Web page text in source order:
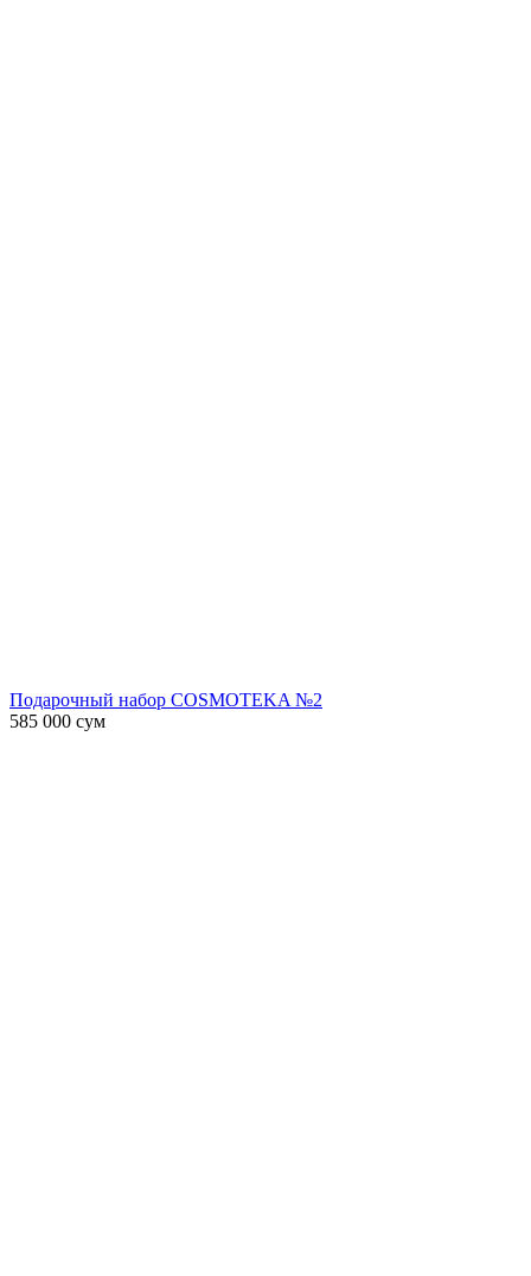
Подарочный набор COSMOTEKA №2
585 000 сум